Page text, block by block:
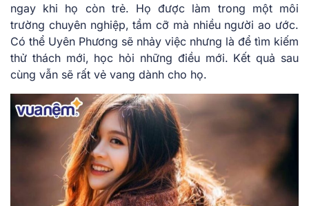
ngay khi họ còn trẻ. Họ được làm trong một môi
trường chuyên nghiệp, tầm cỡ mà nhiều người ao ước.
Có thể Uyên Phương sẽ nhảy việc nhưng là để tìm kiếm
thử thách mới, học hỏi những điều mới. Kết quả sau
cùng vẫn sẽ rất vẻ vang dành cho họ.